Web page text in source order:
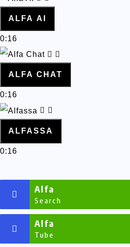
ALFA AI
0:16
ALFA CHAT
0:16
ALFASSA
0:16
Alfa
Search
Alfa
Tube